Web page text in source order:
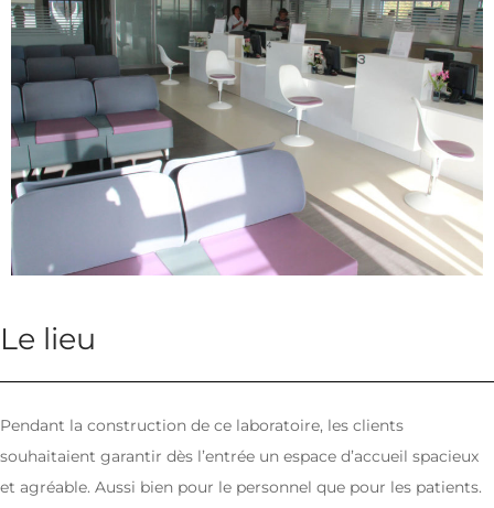
Le lieu
Pendant la construction de ce laboratoire, les clients
souhaitaient garantir dès l’entrée un espace d’accueil spacieux
et agréable. Aussi bien pour le personnel que pour les patients.